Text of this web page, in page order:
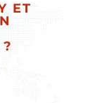
ET